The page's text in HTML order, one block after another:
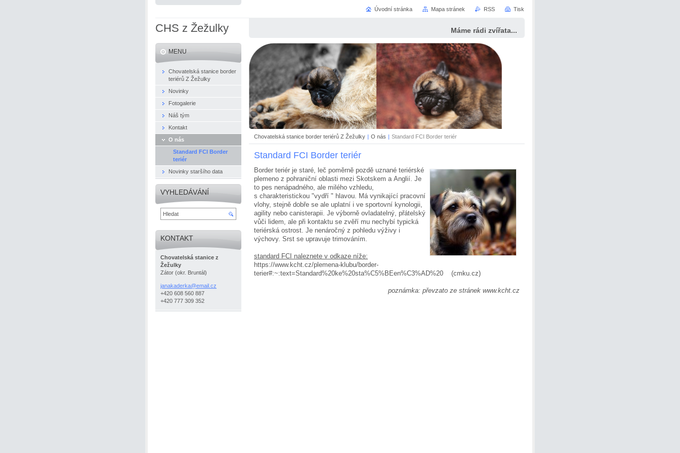
CHS z Žežulky Máme rádi zvířata...
Chovatelská stanice border teriérů Z Žežulky | O nás | Standard FCI Border teriér
Standard FCI Border teriér
Border teriér je staré, leč poměrně pozdě uznané teriérské
plemeno z pohraniční oblasti mezi Skotskem a Anglií. Je
to pes nenápadného, ale milého vzhledu,
s charakteristickou "vydří " hlavou. Má vynikající pracovní
vlohy, stejně dobře se ale uplatní i ve sportovní kynologii,
agility nebo canisterapii. Je výborně ovladatelný, přátelský
vůči lidem, ale při kontaktu se zvěří mu nechybí typická
teriérská ostrost. Je nenáročný z pohledu výživy i
výchovy. Srst se upravuje trimováním.
standard FCI naleznete v odkaze níže:
https://www.kcht.cz/plemena-klubu/border-
terier#:~:text=Standard%20ke%20sta%C5%BEen%C3%AD%20 (cmku.cz)
poznámka: převzato ze stránek www.kcht.cz
MENU
Chovatelská stanice border
teriérů Z Žežulky
Novinky
Fotogalerie
Náš tým
Kontakt
O nás
Standard FCI Border
teriér
Novinky staršího data
VYHLEDÁVÁNÍ
KONTAKT
Chovatelská stanice z
Žežulky
Zátor (okr. Bruntál)
janakaderka@email.cz
+420 608 560 887
+420 777 309 352
Úvodní stránka Mapa stránek RSS Tisk